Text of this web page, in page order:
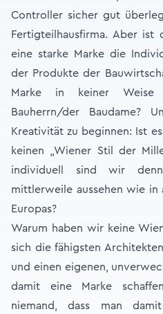
Controller sicher gut
Fertigteilhausfirma. Aber ist
eine starke Marke die
der Produkte der
Marke in keiner Weise
Bauherrn/der Baudame?
Kreativität zu beginnen: Ist
keinen „Wiener Stil der
individuell sind wir
mittlerweile aussehen wie in
Europas?
Warum haben wir keine
sich die fähigsten
und einen eigenen,
damit eine Marke
niemand, dass man